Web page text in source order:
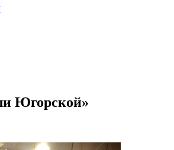
Югорской»